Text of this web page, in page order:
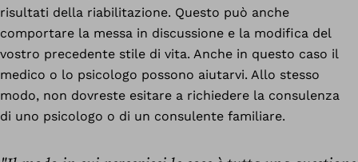
risultati della riabilitazione. Questo può anche
comportare la messa in discussione e la modifica del
vostro precedente stile di vita. Anche in questo caso il
medico o lo psicologo possono aiutarvi. Allo stesso
modo, non dovreste esitare a richiedere la consulenza
di uno psicologo o di un consulente familiare.